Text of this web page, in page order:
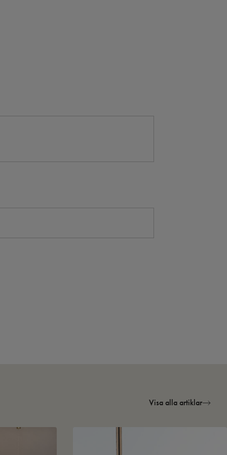
Visa alla artiklar